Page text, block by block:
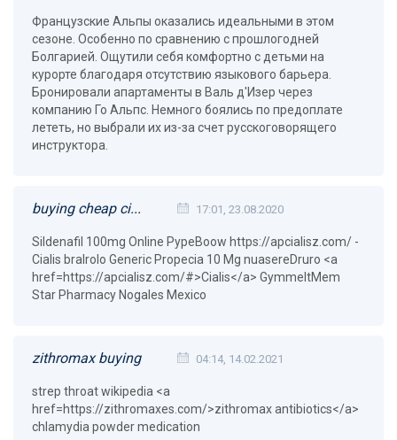
Французские Альпы оказались идеальными в этом
сезоне. Особенно по сравнению с прошлогодней
Болгарией. Ощутили себя комфортно с детьми на
курорте благодаря отсутствию языкового барьера.
Бронировали апартаменты в Валь д'Изер через
компанию Го Альпс. Немного боялись по предоплате
лететь, но выбрали их из-за счет русскоговорящего
инструктора.
buying cheap ci... 17:01, 23.08.2020
Sildenafil 100mg Online PypeBoow https://apcialisz.com/ -
Cialis bralrolo Generic Propecia 10 Mg nuasereDruro <a
href=https://apcialisz.com/#>Cialis</a> GymmeltMem
Star Pharmacy Nogales Mexico
zithromax buying 04:14, 14.02.2021
strep throat wikipedia <a
href=https://zithromaxes.com/>zithromax antibiotics</a>
chlamydia powder medication